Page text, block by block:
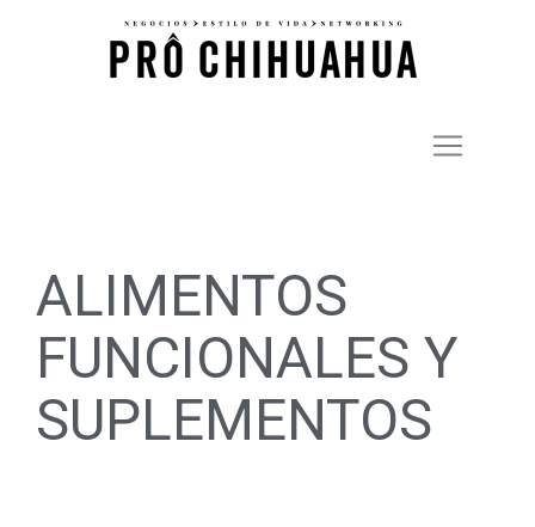
ALIMENTOS
FUNCIONALES Y
SUPLEMENTOS